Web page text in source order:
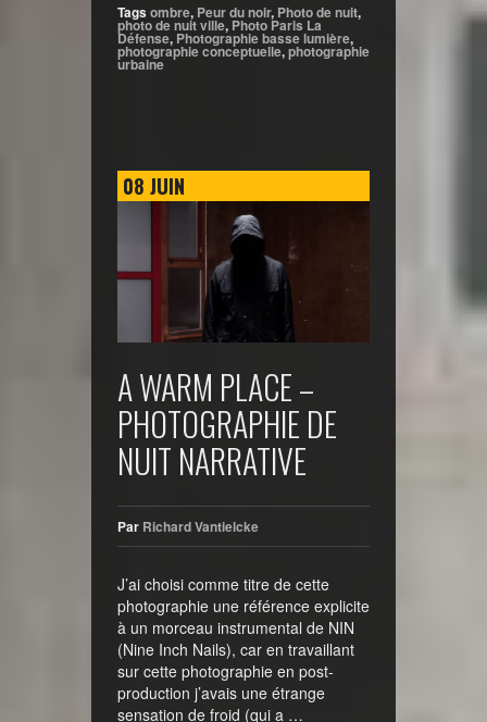
Tagsombre, Peur du noir, Photo de nuit,
photo de nuit ville, Photo Paris La
Défense, Photographie basse lumière,
photographie conceptuelle,photographie
urbaine
08 JUIN
A WARM PLACE –
PHOTOGRAPHIE DE
NUIT NARRATIVE
Par Richard Vantielcke
J’ai choisi comme titre de cette
photographie une référence explicite
à un morceau instrumental de NIN
(Nine Inch Nails), car en travaillant
sur cette photographie en post-
production j’avais une étrange
sensation de froid (qui a …